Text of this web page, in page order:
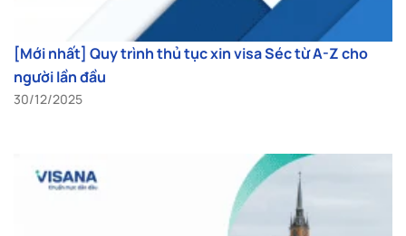
[Mới nhất] Quy trình thủ tục xin visa Séc từ A-Z cho
người lần đầu
30/12/2025